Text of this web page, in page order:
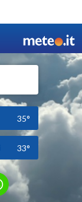
35°
33°